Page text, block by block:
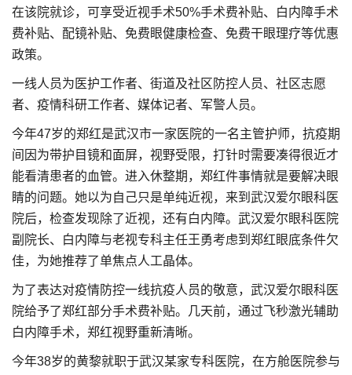
在该院就诊，可享受近视手术50%手术费补贴、白内障手术
费补贴、配镜补贴、免费眼健康检查、免费干眼理疗等优惠
政策。
一线人员为医护工作者、街道及社区防控人员、社区志愿
者、疫情科研工作者、媒体记者、军警人员。
今年47岁的郑红是武汉市一家医院的一名主管护师，抗疫期
间因为带护目镜和面屏，视野受限，打针时需要凑得很近才
能看清患者的血管。进入休整期，郑红件事情就是要解决眼
睛的问题。她以为自己只是单纯近视，来到武汉爱尔眼科医
院后，检查发现除了近视，还有白内障。武汉爱尔眼科医院
副院长、白内障与老视专科主任王勇考虑到郑红眼底条件欠
佳，为她推荐了单焦点人工晶体。
为了表达对疫情防控一线抗疫人员的敬意，武汉爱尔眼科医
院给予了郑红部分手术费补贴。几天前，通过飞秒激光辅助
白内障手术，郑红视野重新清晰。
今年38岁的黄黎就职于武汉某家专科医院，在方舱医院参与